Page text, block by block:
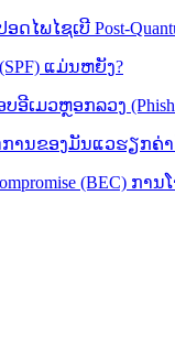
ໄພໄຊເບີ Post-
(SPF) ແມ່ນຫຍັງ?
ອີເມວຫຼອກລວງ
ນຂອງມັນແວຮຽກຄ່າໄ
(BEC)